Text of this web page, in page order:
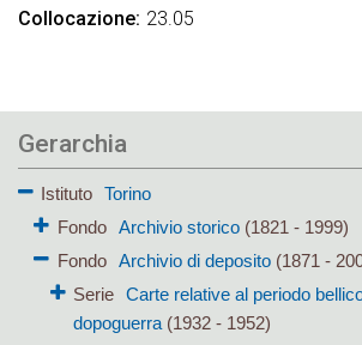
Collocazione 23.05
Gerarchia
Istituto
Torino
Fondo
Archivio storico(1821 - 1999)
Fondo
Archivio di deposito(1871 -
Serie Carte relative al periodo
dopoguerra(1932 - 1952)